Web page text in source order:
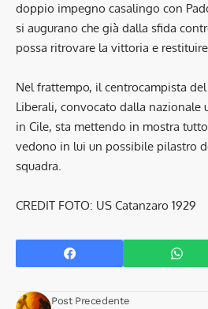
doppio impegno casalingo con
si augurano che già dalla sfida
possa ritrovare la vittoria e
Nel frattempo, il centrocampista
Liberali, convocato dalla nazionale
in Cile, sta mettendo in mostra
vedono in lui un possibile pilastro
squadra.
CREDIT FOTO: US Catanzaro 1929
Post Precedente